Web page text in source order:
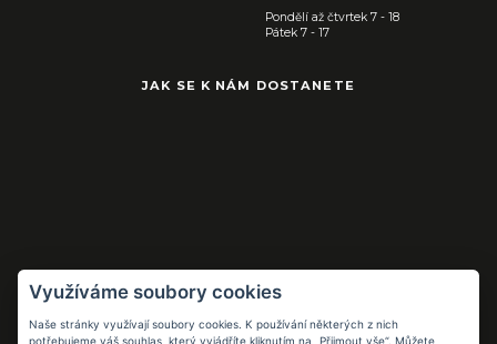
Pondělí až čtvrtek 7 - 18
Pátek 7 - 17
JAK SE K NÁM DOSTANETE
Pracovní pomůcky
Využíváme soubory cookies
Naše stránky využívají soubory cookies. K používání některých z nich
potřebujeme váš souhlas, který vyjádříte kliknutím na „Přijmout vše“. Můžete